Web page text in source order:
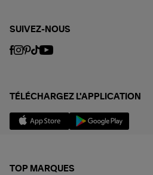
SUIVEZ-NOUS
TÉLÉCHARGEZ L'APPLICATION
TOP MARQUES